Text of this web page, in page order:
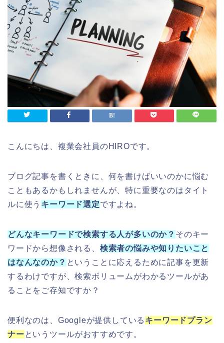
こんにちは、複業会社員のHIROです。
ブログ記事を書くときに、何を書けばいいのかに悩む
こともあるかもしれませんが、特に重要なのはタイト
ルに使う キーワード選定ですよね。
どんなキーワードで検索する人が多いのか？ そのキー
ワードから想像される、 検索者の悩みや知りたいこと
はなんなのか？ ということに応えるために記事を更新
するわけですが、検索ボリュームがわかるツールがあ
ることをご存知ですか？
便利なのは、Googleが提供している キーワードプラン
ナーというツールがおすすめです。